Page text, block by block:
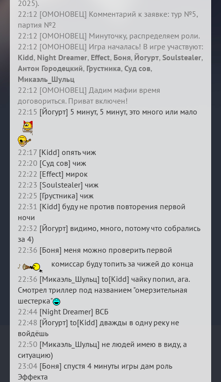
2025).
22:12 [ОМОНОВЕЦ] Комментарий к заявке: тур №5,
партия №2
22:12 [ОМОНОВЕЦ] Минуточку, распределяем роли.
22:12 [ОМОНОВЕЦ] Игра началась! В игре участвуют:
Kidd, Night Dreamer, Effect, Боня, Йогурт, Soulstealer,
Антон Городецкий, Грустника, Суд сов,
Микаэль_Шульц
22:12 [ОМОНОВЕЦ] Дадим мафии время
договориться. Приват включен!
22:15 [Йогурт] 5 минут, 5 минут, это много или мало
22:17 [Kidd] опять чиж
22:20 [Суд сов] чиж
22:22 [Effect] мирок
22:23 [Soulstealer] чиж
22:25 [Грустника] чиж
22:31 [Kidd] буду не против повторения первой
ночи
22:32 [Йогурт] видимо, много, потому что собрались
за 4)
22:36 [Боня] меня можно проверить первой
комиссар буду топить за чижей до конца
22:36 [Микаэль_Шульц] to[Kidd] чайку попил, ага.
Смотрел триллер под названием "омерзительная
шестерка"
22:44 [Night Dreamer] ВСБ
22:48 [Йогурт] to[Kidd] дважды в одну реку не
войдёшь
22:50 [Микаэль_Шульц] не людей имею в виду, а
ситуацию)
23:04 [Боня] спустя 4 минуты игры дам роль
Эффекта